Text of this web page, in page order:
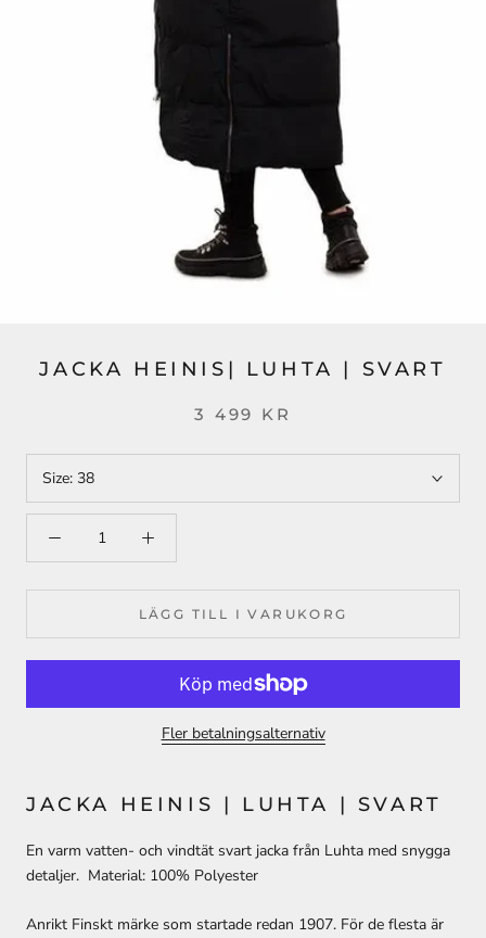
JACKA HEINIS| LUHTA | SVART
3 499 KR
Size: 38
LÄGG TILL I VARUKORG
Fler betalningsalternativ
JACKA HEINIS | LUHTA | SVART
En varm vatten- och vindtät svart jacka från Luhta med snygga
detaljer. Material: 100% Polyester
Anrikt Finskt märke som startade redan 1907. För de flesta är